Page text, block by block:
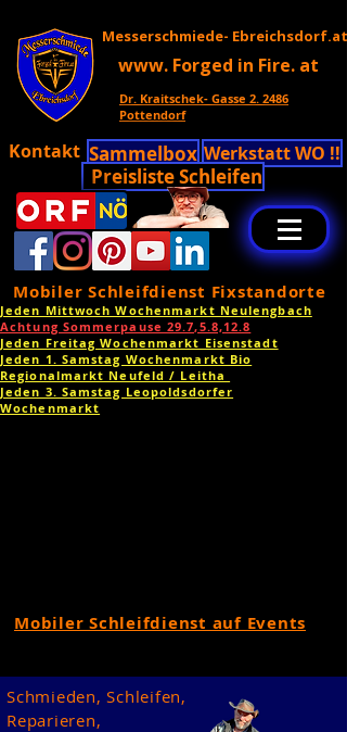
Messerschmiede- Ebreichsdorf.at
www. Forged in Fire. at
Dr. Kraitschek- Gasse 2. 2486
Pottendorf
Kontakt Sammelbox Werkstatt WO !!
Preisliste Schleifen
Mobiler Schleifdienst Fixstandorte
Jeden Mittwoch Wochenmarkt Neulengbach
Achtung Sommerpause 29.7,5.8,12.8
Jeden Freitag Wochenmarkt Eisenstadt
Jeden 1. Samstag Wochenmarkt Bio
Regionalmarkt Neufeld / Leitha
Jeden 3. Samstag Leopoldsdorfer
Wochenmarkt
Mobiler Schleifdienst auf Events
Schmieden, Schleifen,
Reparieren,